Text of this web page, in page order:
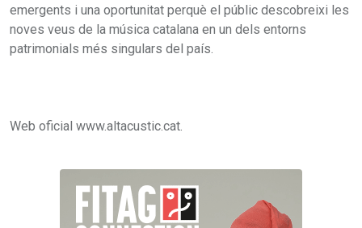
emergents i una oportunitat perquè el públic descobreixi les
noves veus de la música catalana en un dels entorns
patrimonials més singulars del país.
Web oficial www.altacustic.cat.